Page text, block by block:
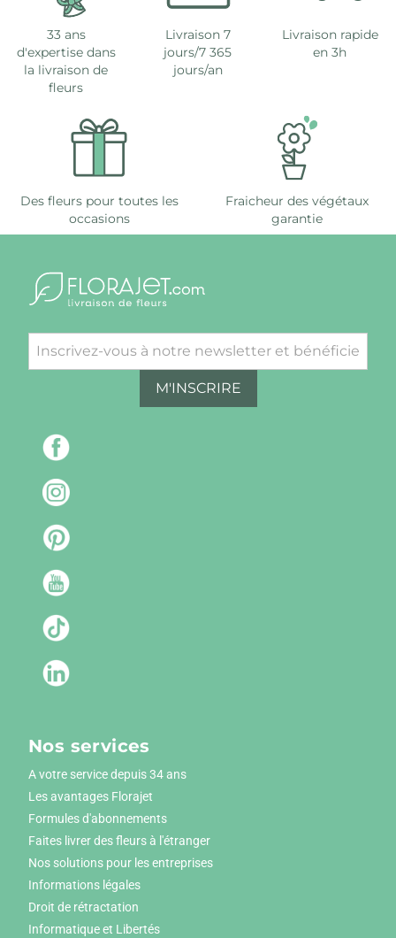
33 ans
d'expertise dans
la livraison de
fleurs
Livraison 7
jours/7 365
jours/an
Livraison rapide
en 3h
Des fleurs pour toutes les
occasions
Fraicheur des végétaux
garantie
M'INSCRIRE
Nos services
A votre service depuis 34 ans
Les avantages Florajet
Formules d'abonnements
Faites livrer des fleurs à l'étranger
Nos solutions pour les entreprises
Informations légales
Droit de rétractation
Informatique et Libertés